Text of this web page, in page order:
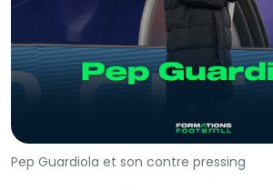
Pep Guardiola et son contre pressing